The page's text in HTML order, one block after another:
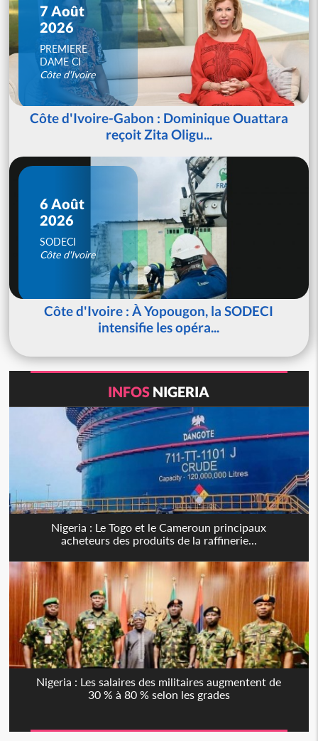
7 Août
2026
PREMIERE
DAME CI
Côte d'Ivoire
Côte d'Ivoire-Gabon : Dominique Ouattara
reçoit Zita Oligu...
6 Août
2026
SODECI
Côte d'Ivoire
Côte d'Ivoire : À Yopougon, la SODECI
intensifie les opéra...
INFOS NIGERIA
Nigeria : Le Togo et le Cameroun principaux
acheteurs des produits de la raffinerie...
Nigeria : Les salaires des militaires augmentent de
30 % à 80 % selon les grades